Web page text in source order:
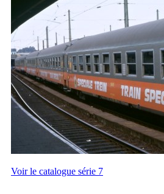
Voir le catalogue série 7